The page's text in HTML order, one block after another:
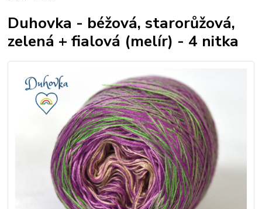
Duhovka - béžová, starorůžová,
zelená + fialová (melír) - 4 nitka